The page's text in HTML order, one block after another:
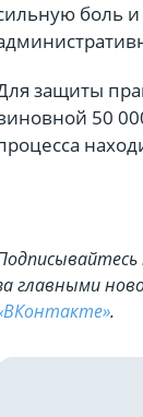
боль
защиты
50
главными
.